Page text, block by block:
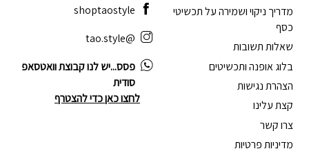
מדריך ניקוי ושמירה על תכשיטי
כסף
שאלות תשובות
בלוג אופנה ותכשיטים
הצהרת נגישות
קצת עלינו
צרו קשר
מדיניות פרטיות
shoptaostyle
@tao.style
פסס...יש לנו קבוצת וואטסאפ
סודית
לחצו כאן כדי להצטרף